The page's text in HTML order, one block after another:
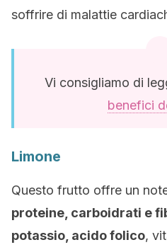
soffrire di malattie
Vi consigliamo di
benefici
Limone
Questo frutto offre un
proteine, carboidrati e
potassio, acido folico,